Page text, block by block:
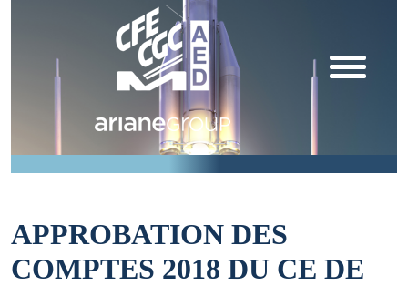
APPROBATION DES
COMPTES 2018 DU CE DE